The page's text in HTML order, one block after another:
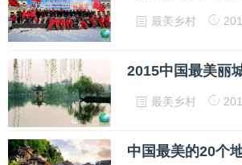
最美乡村
最美乡村